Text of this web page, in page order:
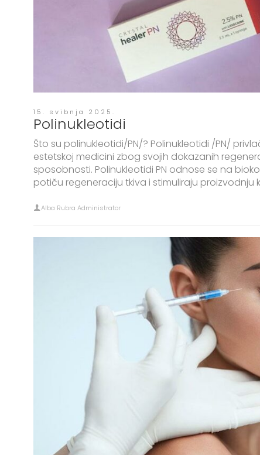
15. svibnja 2025.
Polinukleotidi
Što su polinukleotidi/PN/? Polinukleotidi /PN/
estetskoj medicini zbog svojih dokazanih
sposobnosti. Polinukleotidi PN odnose se na
potiču regeneraciju tkiva i stimuliraju proizvodnju
Alba Rubra Administrator